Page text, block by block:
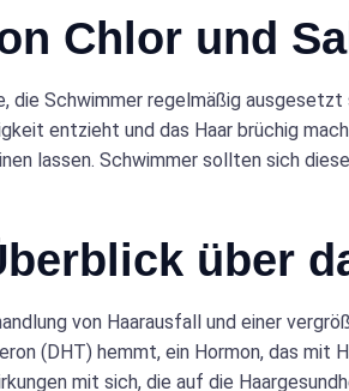
Chlor und
die Schwimmer regelmäßig
entzieht und das Haar brüchig
lassen. Schwimmer sollten sich
über
von Haarausfall und einer
(DHT) hemmt, ein Hormon, das mit
mit sich, die auf die